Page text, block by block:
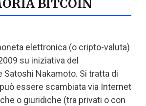
BITCOIN
elettronica (o cripto-valuta)
su iniziativa del
Satoshi Nakamoto. Si tratta di
essere scambiata via Internet
o giuridiche (tra privati o con